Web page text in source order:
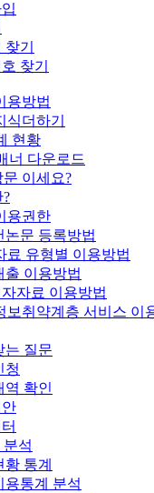
기
찾기
용방법
식더하기
현황
너 다운로드
문 이세요?
?
용권한
논문 등록방법
료 유형별 이용방법
출 이용방법
자료 이용방법
보취약계층 서비스 이
는 질문
청
역 확인
분석
황 통계
용통계 분석